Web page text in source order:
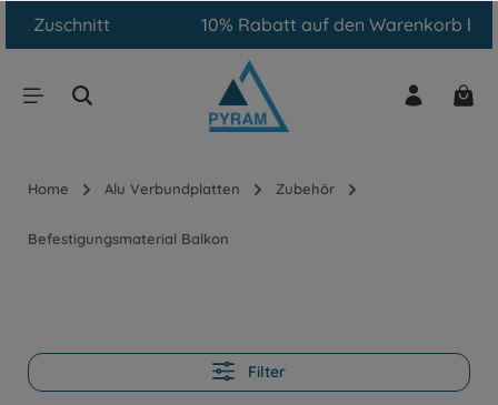
springen
10% Rabatt auf den Warenkorb bei Abholung
Home Alu Verbundplatten Zubehör
Befestigungsmaterial Balkon
Filter